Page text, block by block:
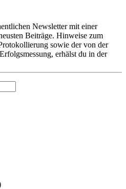
Newsletter mit einer
Beiträge. Hinweise zum
sowie der von der
erhälst du in der